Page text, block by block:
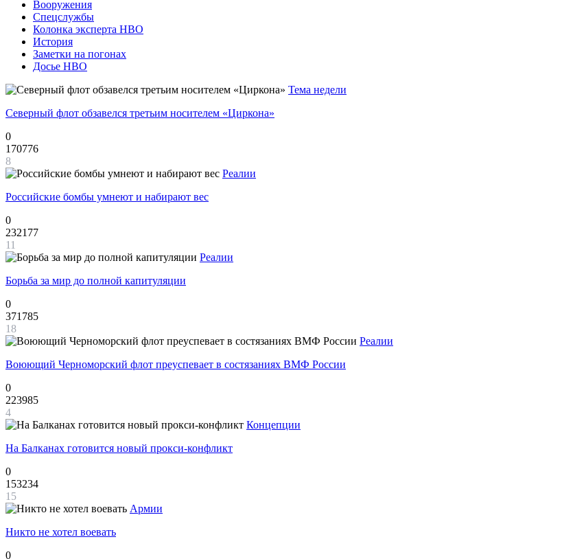
Вооружения
Спецслужбы
Колонка эксперта НВО
История
Заметки на погонах
Досье НВО
Тема недели
Северный флот обзавелся третьим носителем «Циркона»
0
170776
8
Реалии
Российские бомбы умнеют и набирают вес
0
232177
11
Реалии
Борьба за мир до полной капитуляции
0
371785
18
Реалии
Воюющий Черноморский флот преуспевает в состязаниях ВМФ России
0
223985
4
Концепции
На Балканах готовится новый прокси-конфликт
0
153234
15
Армии
Никто не хотел воевать
0